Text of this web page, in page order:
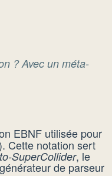
? Avec un méta-
EBNF utilisée pour
). Cette notation sert
SuperCollider, le
de parseur